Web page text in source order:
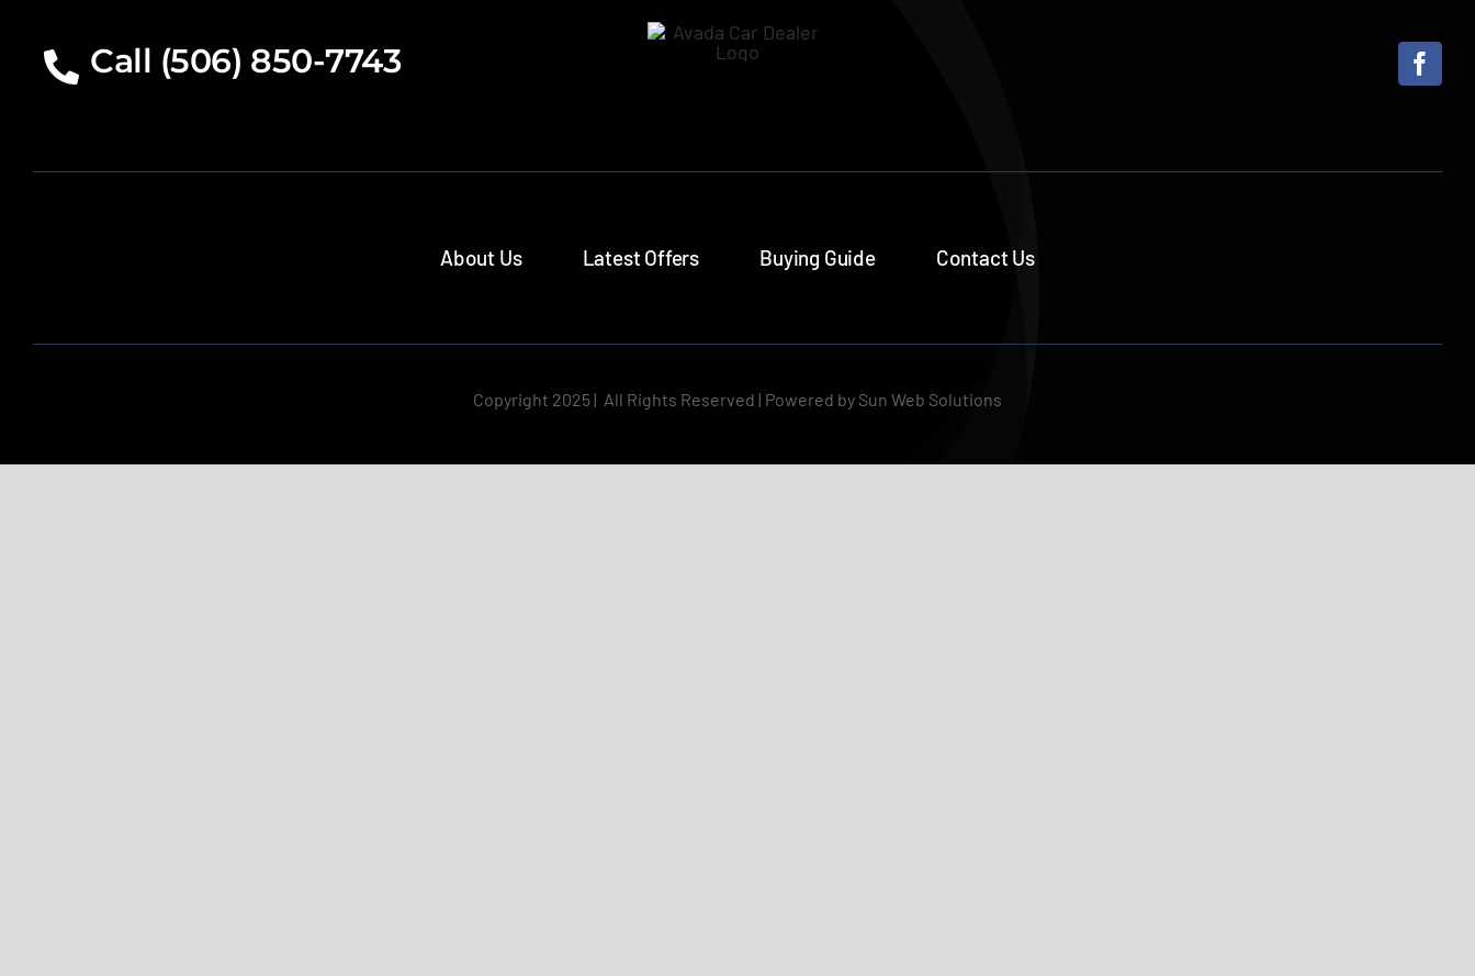
Call (506) 850-7743
About Us Latest Offers Buying Guide Contact Us
Copyright 2025 | All Rights Reserved | Powered by Sun Web Solutions